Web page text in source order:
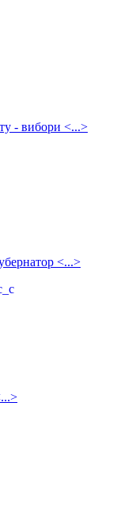
- вибори <...>
<...>